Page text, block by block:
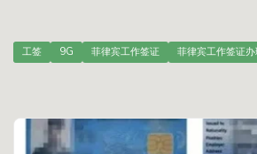
工签 9G 菲律宾工作签证 菲律宾工作签证办